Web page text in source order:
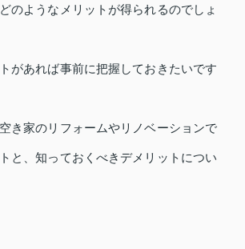
のようなメリットが得られるのでしょ
があれば事前に把握しておきたいです
き家のリフォームやリノベーションで
と、知っておくべきデメリットについ